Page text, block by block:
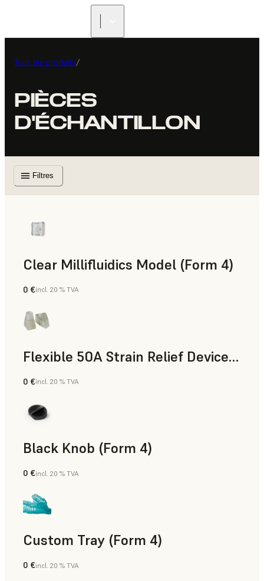
Tous les produits/
PIÈCES
D'ÉCHANTILLON
Filtres
Clear Millifluidics Model (Form 4)
Résine standard
0 €incl. 20 % TVA
Flexible 50A Strain Relief Device (Form 4)
Ingénierie
0 €incl. 20 % TVA
Black Knob (Form 4)
Résine standard
0 €incl. 20 % TVA
Custom Tray (Form 4)
Dentaire
0 €incl. 20 % TVA